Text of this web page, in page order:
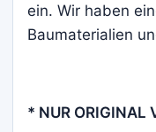
ein. Wir haben
Baumaterialien
* NUR ORIGINAL